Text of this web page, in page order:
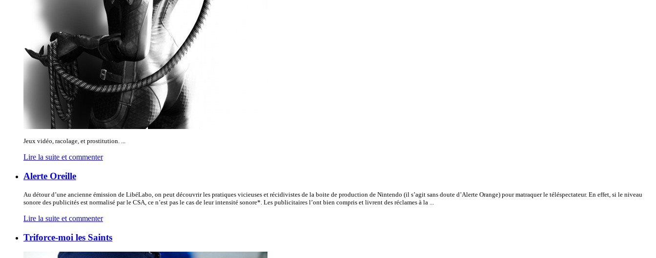
Jeux vidéo, racolage, et prostitution. ...
Lire la suite et commenter
Alerte Oreille
Au détour d’une ancienne émission de LibéLabo, on peut découvrir les pratiques vicieuses et récidivistes de la boite de production de Nintendo (il s’agit sans doute d’Alerte Orange) pour matraquer le téléspectateur. En effet, si le niveau
sonore des publicités est normalisé par le CSA, ce n’est pas le cas de leur intensité sonore*. Les publicitaires l’ont bien compris et livrent des réclames à la ...
Lire la suite et commenter
Triforce-moi les Saints